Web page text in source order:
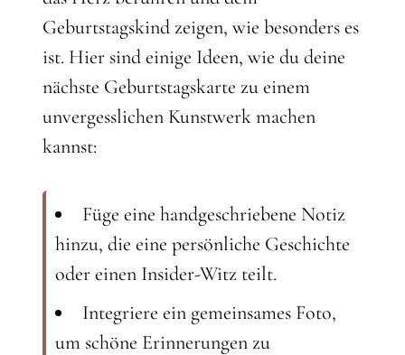
Geburtstagskind zeigen, wie besonders es
ist. Hier sind einige Ideen, wie du deine
nächste Geburtstagskarte zu einem
unvergesslichen Kunstwerk machen
kannst:
Füge eine handgeschriebene Notiz
hinzu, die eine persönliche Geschichte
oder einen Insider-Witz teilt.
Integriere ein gemeinsames Foto,
um schöne Erinnerungen zu